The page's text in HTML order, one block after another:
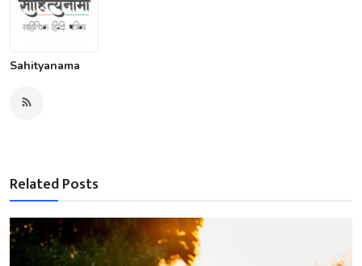
Sahityanama
Related Posts